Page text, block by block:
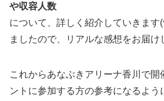
や収容人数
について、詳しく紹介していきます
ましたので、リアルな感想をお届け
これからあなぶきアリーナ香川で開
ントに参加する方の参考になるよ